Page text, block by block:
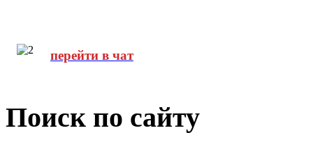
перейти в чат
Поиск по сайту